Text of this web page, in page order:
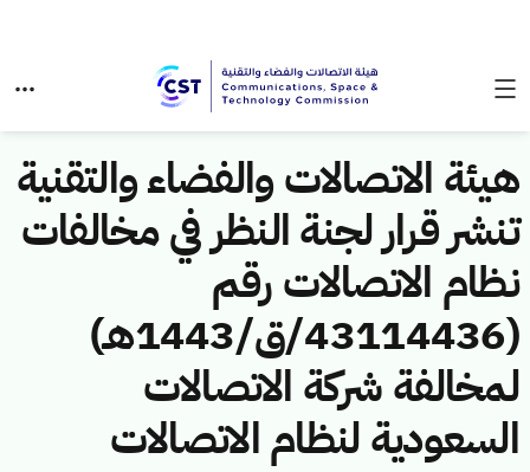
هيئة الاتصالات والفضاء والتقنية
تنشر قرار لجنة النظر في مخالفات
نظام الاتصالات رقم
(43114436/ق/1443هـ)
لمخالفة شركة الاتصالات
السعودية لنظام الاتصالات